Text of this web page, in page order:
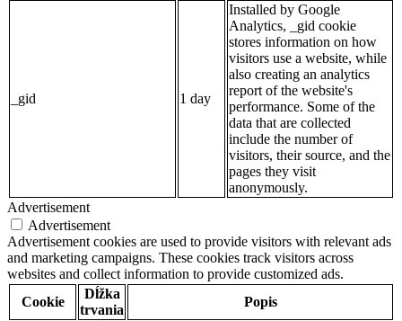
_gid 1 day
Installed by Google
Analytics, _gid cookie
stores information on how
visitors use a website, while
also creating an analytics
report of the website's
performance. Some of the
data that are collected
include the number of
visitors, their source, and the
pages they visit
anonymously.
Advertisement
Advertisement
Advertisement cookies are used to provide visitors with relevant ads
and marketing campaigns. These cookies track visitors across
websites and collect information to provide customized ads.
Cookie
Dĺžka
trvania
Popis